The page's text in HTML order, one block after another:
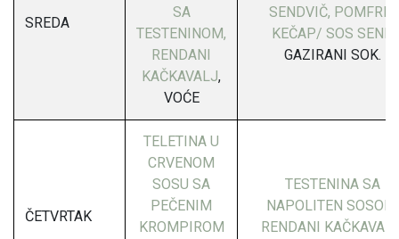
SREDA
SA
TESTENINOM,
RENDANI
KAČKAVALJ,
VOĆE
SENDVIČ, POMFRIT,
KEČAP/ SOS SENF
GAZIRANI SOK.
ČETVRTAK
TELETINA U
CRVENOM
SOSU SA
PEČENIM
KROMPIROM
TESTENINA SA
NAPOLITEN SOSOM,
RENDANI